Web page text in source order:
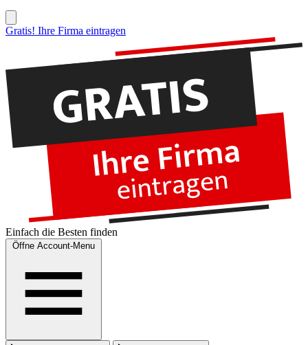
Gratis! Ihre Firma eintragen
Einfach die Besten finden
Öffne Account-Menu